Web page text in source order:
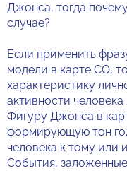
Джонса, тогда
случае?
Если применить
модели в карте СО,
характеристику
активности человека
Фигуру Джонса в
формирующую тон
человека к тому
События,